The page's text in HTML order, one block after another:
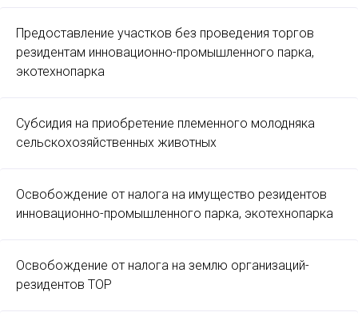
Предоставление участков без проведения торгов
резидентам инновационно-промышленного парка,
экотехнопарка
Субсидия на приобретение племенного молодняка
сельскохозяйственных животных
Освобождение от налога на имущество резидентов
инновационно-промышленного парка, экотехнопарка
Освобождение от налога на землю организаций-
резидентов ТОР